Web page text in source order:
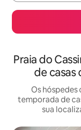
Praia do
de casas
Os
temporada de
sua